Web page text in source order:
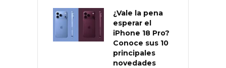
¿Vale la pena
esperar el
iPhone 18 Pro?
Conoce sus 10
principales
novedades